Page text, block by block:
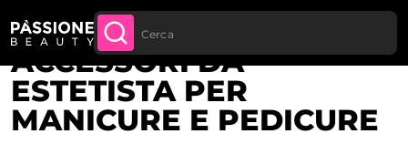
Sconto quantità: dal -5% sugli ordini a
partire da 250€
Briciole di pane
Home Apparecchiature e Strumenti
ACCESSORI DA
ESTETISTA PER
MANICURE E PEDICURE